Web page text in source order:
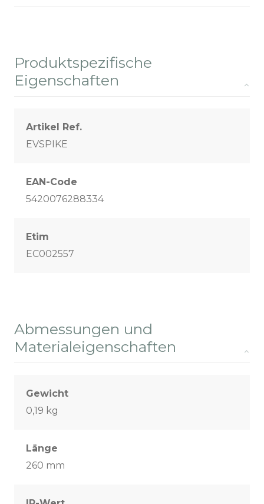
Produktspezifische
Eigenschaften
Artikel Ref.
EVSPIKE
EAN-Code
5420076288334
Etim
EC002557
Abmessungen und
Materialeigenschaften
Gewicht
0,19 kg
Länge
260 mm